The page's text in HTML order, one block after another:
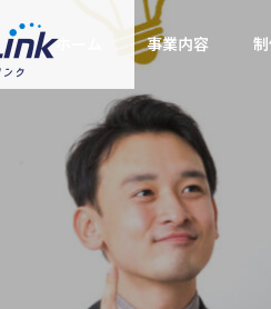
ホーム 事業内容
Wordpress
ごあいさつ
Greeting